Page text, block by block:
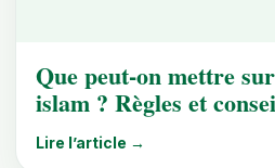
Que peut-on mettre
islam ? Règles et
Lire l’article →